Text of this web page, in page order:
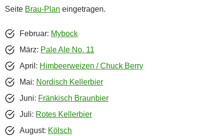
Seite Brau-Plan eingetragen.
Februar: Mybock
März: Pale Ale No. 11
April: Himbeerweizen / Chuck Berry
Mai: Nordisch Kellerbier
Juni: Fränkisch Braunbier
Juli: Rotes Kellerbier
August: Kölsch